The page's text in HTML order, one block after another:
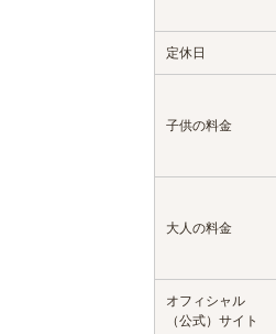
定休日
子供の料金
大人の料金
オフィシャル
（公式）サイト